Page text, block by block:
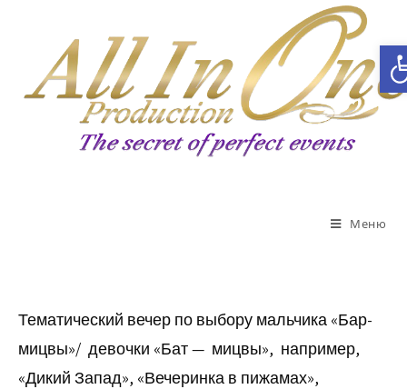
Открыть панель инструментов
Меню
Тематический вечер по выбору мальчика «Бар-
мицвы»/ девочки «Бат — мицвы», например,
«Дикий Запад», «Вечеринка в пижамах»,